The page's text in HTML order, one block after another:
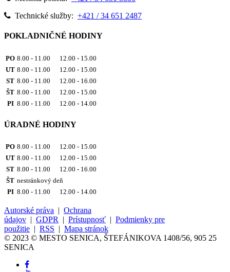
Technické služby: +421 / 34 651 2487
POKLADNIČNÉ HODINY
PO 8.00 - 11.00 12.00 - 15.00
UT 8.00 - 11.00 12.00 - 15.00
ST 8.00 - 11.00 12.00 - 16.00
ŠT 8.00 - 11.00 12.00 - 15.00
PI 8.00 - 11.00 12.00 - 14.00
ÚRADNÉ HODINY
PO 8.00 - 11.00 12.00 - 15.00
UT 8.00 - 11.00 12.00 - 15.00
ST 8.00 - 11.00 12.00 - 16.00
ŠT nestránkový deň
PI 8.00 - 11.00 12.00 - 14.00
Autorské práva | Ochrana
údajov | GDPR | Prístupnosť | Podmienky pre
použitie | RSS | Mapa stránok
© 2023 © MESTO SENICA, ŠTEFÁNIKOVA 1408/56, 905 25
SENICA